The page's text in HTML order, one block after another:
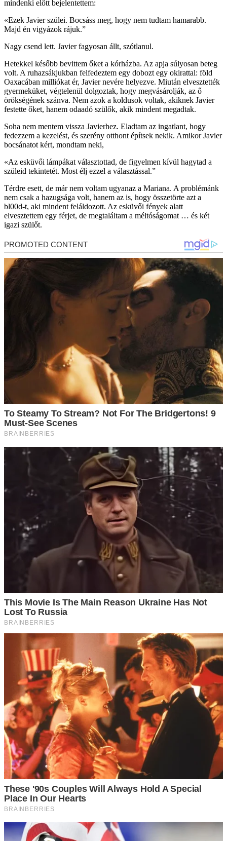
mindenki előtt bejelentettem:
«Ezek Javier szülei. Bocsáss meg, hogy nem tudtam hamarabb.
Majd én vigyázok rájuk.”
Nagy csend lett. Javier fagyosan állt, szótlanul.
Hetekkel később bevittem őket a kórházba. Az apja súlyosan beteg
volt. A ruhazsákjukban felfedeztem egy dobozt egy okirattal: föld
Oaxacában milliókat ér, Javier nevére helyezve. Miután elvesztették
gyermeküket, végtelenül dolgoztak, hogy megvásárolják, az ő
örökségének szánva. Nem azok a koldusok voltak, akiknek Javier
festette őket, hanem odaadó szülők, akik mindent megadtak.
Soha nem mentem vissza Javierhez. Eladtam az ingatlant, hogy
fedezzem a kezelést, és szerény otthont építsek nekik. Amikor Javier
bocsánatot kért, mondtam neki,
«Az esküvői lámpákat választottad, de figyelmen kívül hagytad a
szüleid tekintetét. Most élj ezzel a választással.”
Térdre esett, de már nem voltam ugyanaz a Mariana. A problémánk
nem csak a hazugsága volt, hanem az is, hogy összetörte azt a
bl00d-t, aki mindent feláldozott. Az esküvői fények alatt
elvesztettem egy férjet, de megtaláltam a méltóságomat … és két
igazi szülőt.